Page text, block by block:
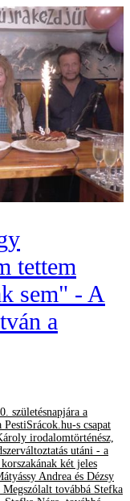
tettem
sem" - A
a
születésnapjára a
s csapat
irodalomtörténész,
utáni - a
két jeles
Andrea és Dézsy
továbbá Stefka